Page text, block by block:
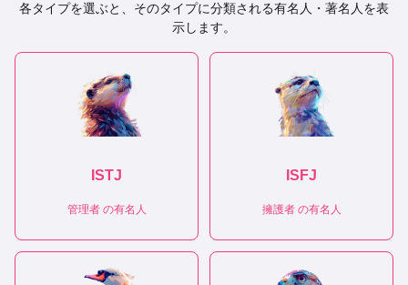
各タイプを選ぶと、そのタイプに分類される有名人・著名人を表
示します。
ISTJ
管理者の有名人
ISFJ
擁護者の有名人